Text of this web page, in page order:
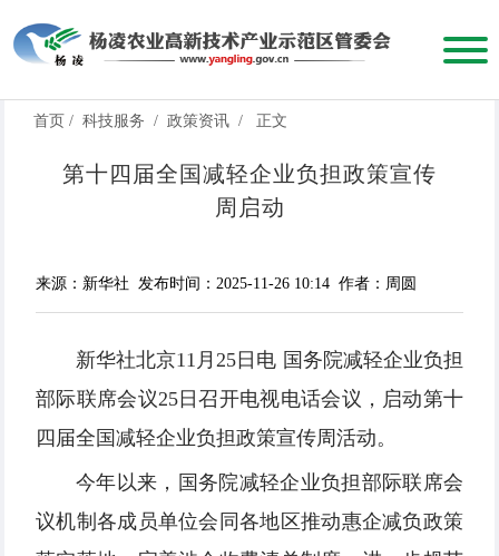
首页 / 科技服务 / 政策资讯 / 正文
第十四届全国减轻企业负担政策宣传
周启动
来源：新华社 发布时间：2025-11-26 10:14 作者：周圆
新华社北京11月25日电 国务院减轻企业负担
部际联席会议25日召开电视电话会议，启动第十
四届全国减轻企业负担政策宣传周活动。
今年以来，国务院减轻企业负担部际联席会
议机制各成员单位会同各地区推动惠企减负政策